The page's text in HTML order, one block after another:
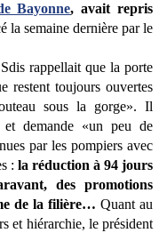
Bayonne, avait repris
la semaine dernière par le
rappellait que la porte
restent toujours ouvertes
sous la gorge». Il
demande «un peu de
par les pompiers avec
: la réduction à 94 jours
des promotions
de la filière… Quant au
et hiérarchie, le président